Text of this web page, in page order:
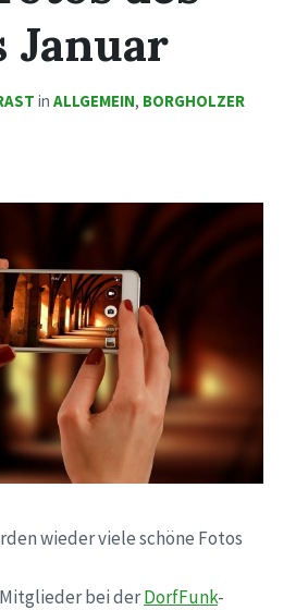
Januar
in ALLGEMEIN, BORGHOLZER
wieder viele schöne Fotos
bei derDorfFunk-